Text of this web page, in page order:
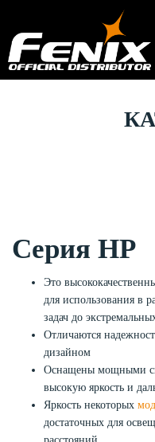
Серия HP
Это
для использования в
задач до
Отличаются
дизайном
Оснащены мощными
высокую яркость и
Яркость некоторых
достаточных для